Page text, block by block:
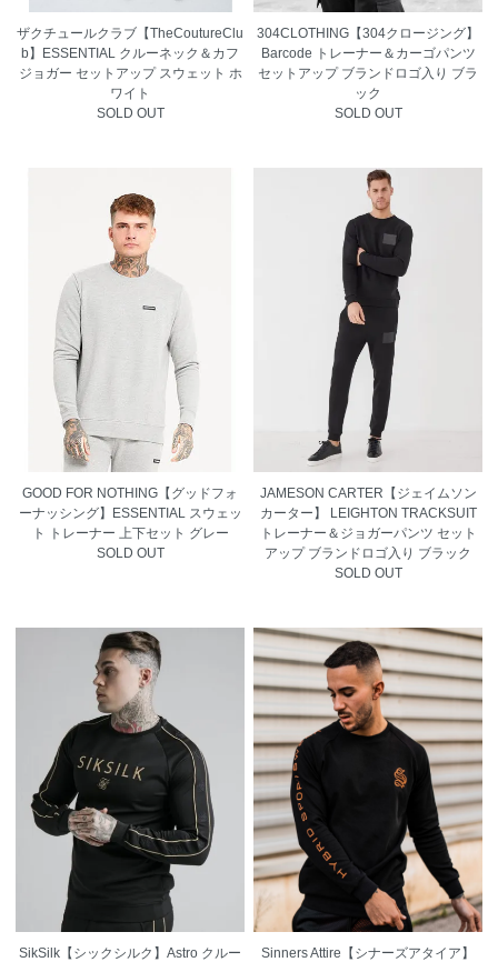
ザクチュールクラブ【TheCoutureClu
b】ESSENTIAL クルーネック＆カフ
ジョガー セットアップ スウェット ホ
ワイト
SOLD OUT
304CLOTHING【304クロージング】
Barcode トレーナー＆カーゴパンツ
セットアップ ブランドロゴ入り ブラ
ック
SOLD OUT
GOOD FOR NOTHING【グッドフォ
ーナッシング】ESSENTIAL スウェッ
ト トレーナー 上下セット グレー
SOLD OUT
JAMESON CARTER【ジェイムソン
カーター】 LEIGHTON TRACKSUIT
トレーナー＆ジョガーパンツ セット
アップ ブランドロゴ入り ブラック
SOLD OUT
SikSilk【シックシルク】Astro クルー
Sinners Attire【シナーズアタイア】